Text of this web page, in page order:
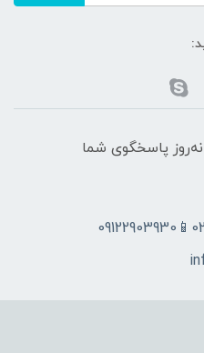
ساعت شبانه‌روز پاسخگوی شما